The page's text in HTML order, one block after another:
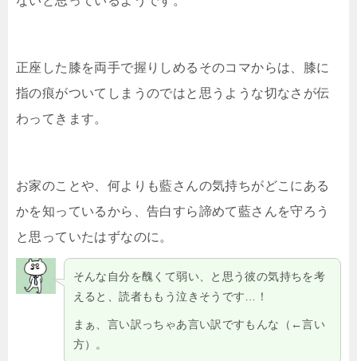
正座した膝を両手で握りしめるそのコマからは、膝に
指の痕がついてしまうのではと思うような切なさが伝
わってきます。
お家のことや、何よりも藍さんの気持ちがどこにある
かを知っているから、告白すら諦めて藍さんを守ろう
と思っていたはずなのに。
そんな自分を醜くて弱い、と思う彼の気持ちを考
えると、読者ももう泣きそうです…！
まぁ、言い訳っちゃあ言い訳ですもんな（←言い
方）。